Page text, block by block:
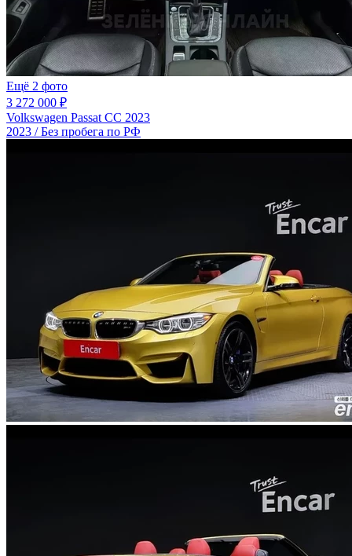
Ещё 2 фото
3 272 000 ₽
Volkswagen Passat CC 2023
2023 / Без пробега по РФ